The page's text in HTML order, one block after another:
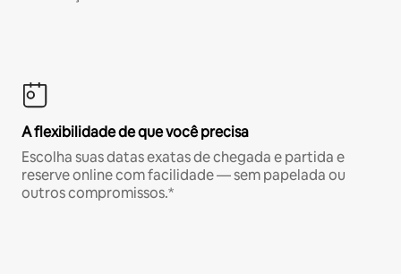
A flexibilidade de que você precisa
Escolha suas datas exatas de chegada e partida e
reserve online com facilidade — sem papelada ou
outros compromissos.*